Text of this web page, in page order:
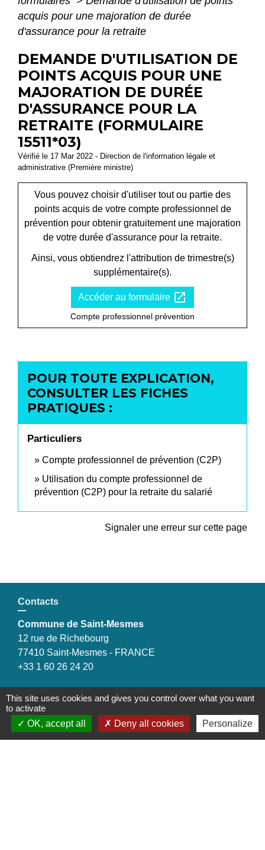
acquis pour une majoration de durée
d'assurance pour la retraite
DEMANDE D'UTILISATION DE
POINTS ACQUIS POUR UNE
MAJORATION DE DURÉE
D'ASSURANCE POUR LA
RETRAITE (FORMULAIRE
15511*03)
Vérifié le 17 Mar 2022 - Direction de l'information légale et
administrative (Première ministre)
Vous pouvez choisir d'utiliser tout ou partie des
points acquis de votre compte professionnel de
prévention pour obtenir gratuitement une majoration
de votre durée d'assurance pour la retraite.
Ainsi, vous obtiendrez l'attribution de trimestre(s)
supplémentaire(s).
Accéder au formulaire open_in_new
Compte professionnel prévention
POUR TOUTE EXPLICATION,
CONSULTER LES FICHES
PRATIQUES :
Particuliers
Compte professionnel de prévention (C2P)
Utilisation du compte professionnel de
prévention (C2P) pour la retraite du salarié
Signaler une erreur sur cette page
Contacts
Commune de Saint-Mesmes
12 rue de Richebourg
77410 Saint-Mesmes - FRANCE
+33 1 60 26 24 20
Liens
This site uses cookies and gives you control over what you want
to activate
OK, accept all
Deny all cookies Personalize